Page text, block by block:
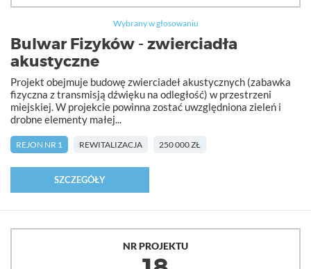
Wybrany w głosowaniu
Bulwar Fizyków - zwierciadła
akustyczne
Projekt obejmuje budowę zwierciadeł akustycznych (zabawka
fizyczna z transmisją dźwięku na odległość) w przestrzeni
miejskiej. W projekcie powinna zostać uwzględniona zieleń i
drobne elementy małej...
REJON NR 1 REWITALIZACJA 250 000 ZŁ
SZCZEGÓŁY
NR PROJEKTU